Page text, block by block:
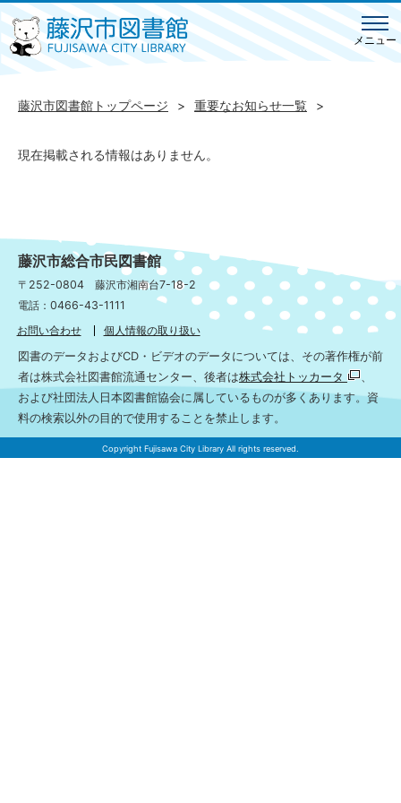
メニュー
藤沢市図書館トップページ 重要なお知らせ一覧
現在掲載される情報はありません。
藤沢市総合市民図書館
〒252-0804 藤沢市湘南台7-18-2
電話：0466-43-1111
お問い合わせ
個人情報の取り扱い
図書のデータおよびCD・ビデオのデータについては、その著作権が前
者は株式会社図書館流通センター、後者は株式会社トッカータ
、
および社団法人日本図書館協会に属しているものが多くあります。資
料の検索以外の目的で使用することを禁止します。
Copyright Fujisawa City Library All rights reserved.